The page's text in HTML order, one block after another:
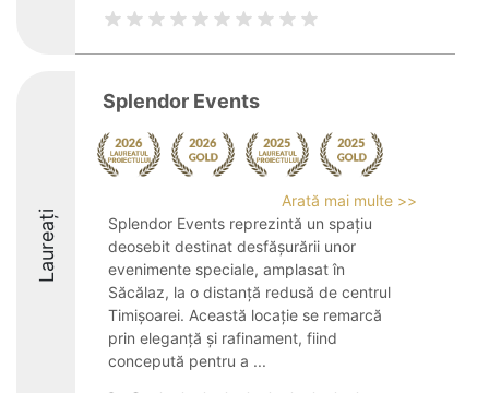
Laureați
Splendor Events
Arată mai multe >>
Splendor Events reprezintă un spațiu
deosebit destinat desfășurării unor
evenimente speciale, amplasat în
Săcălaz, la o distanță redusă de centrul
Timișoarei. Această locație se remarcă
prin eleganță și rafinament, fiind
concepută pentru a ...